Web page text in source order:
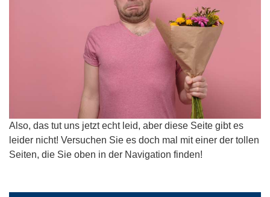
Also, das tut uns jetzt echt leid, aber diese Seite gibt es
leider nicht! Versuchen Sie es doch mal mit einer der tollen
Seiten, die Sie oben in der Navigation finden!